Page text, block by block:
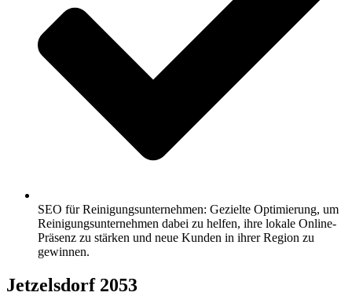
SEO für Reinigungsunternehmen: Gezielte Optimierung, um
Reinigungsunternehmen dabei zu helfen, ihre lokale Online-
Präsenz zu stärken und neue Kunden in ihrer Region zu
gewinnen.
Jetzelsdorf 2053